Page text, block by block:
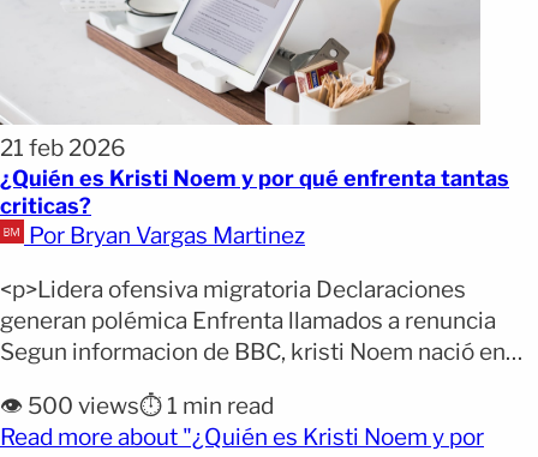
21 feb 2026
¿Quién es Kristi Noem y por qué enfrenta tantas
criticas?
Por Bryan Vargas Martinez
<p>Lidera ofensiva migratoria Declaraciones
generan polémica Enfrenta llamados a renuncia
Segun informacion de BBC, kristi Noem nació en
Dakota del Sur. Creció en el seno de una familia
dedicada al campo. Desde sus inicios mostró
👁️ 500 views⏱️ 1 min read
Read more about "¿Quién es Kristi Noem y por